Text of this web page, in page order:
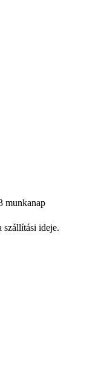
munkanap
szállítási ideje.